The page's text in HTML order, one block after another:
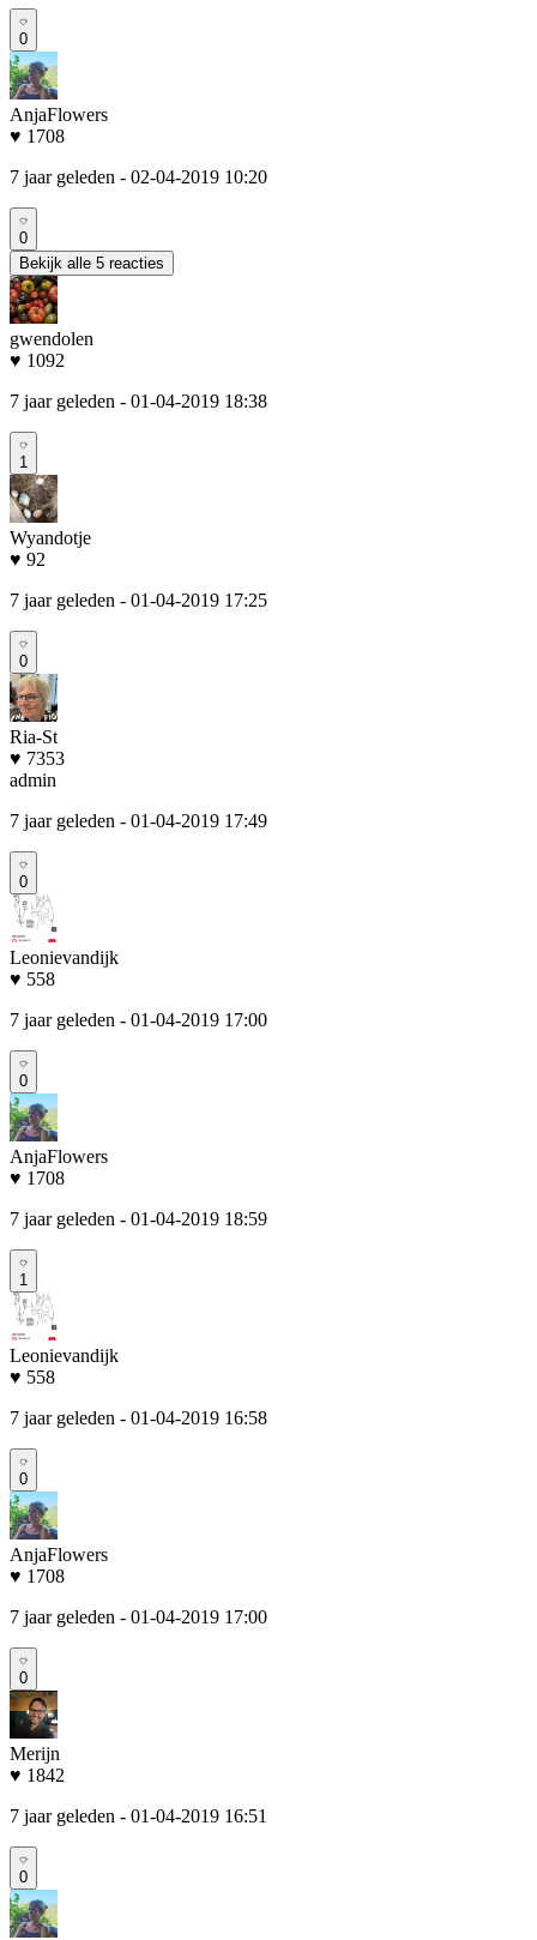
0
AnjaFlowers
♥ 1708
7 jaar geleden - 02-04-2019 10:20
0
Bekijk alle 5 reacties
gwendolen
♥ 1092
7 jaar geleden - 01-04-2019 18:38
1
Wyandotje
♥ 92
7 jaar geleden - 01-04-2019 17:25
0
Ria-St
♥ 7353
admin
7 jaar geleden - 01-04-2019 17:49
0
Leonievandijk
♥ 558
7 jaar geleden - 01-04-2019 17:00
0
AnjaFlowers
♥ 1708
7 jaar geleden - 01-04-2019 18:59
1
Leonievandijk
♥ 558
7 jaar geleden - 01-04-2019 16:58
0
AnjaFlowers
♥ 1708
7 jaar geleden - 01-04-2019 17:00
0
Merijn
♥ 1842
7 jaar geleden - 01-04-2019 16:51
0